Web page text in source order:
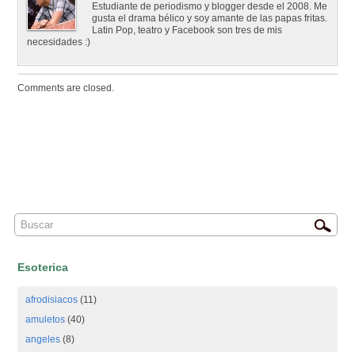
Estudiante de periodismo y blogger desde el 2008. Me
gusta el drama bélico y soy amante de las papas fritas.
Latin Pop, teatro y Facebook son tres de mis
necesidades :)
Comments are closed.
Esoterica
afrodisiacos (11)
amuletos (40)
angeles (8)